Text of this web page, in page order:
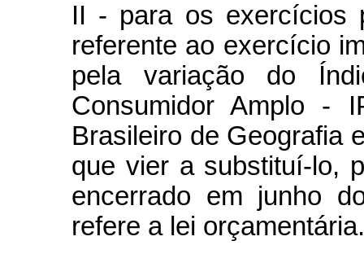
II - para os exercícios
referente ao exercício
pela variação do
Consumidor Amplo -
Brasileiro de Geografia
que vier a substituí-lo,
encerrado em junho
refere a lei orçamentária.